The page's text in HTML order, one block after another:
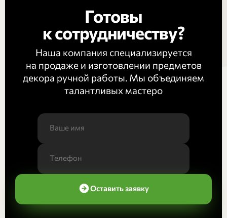
Готовы
к сотрудничеству?
Наша компания специализируется
на продаже и изготовлении предметов
декора ручной работы. Мы объединяем
талантливых мастеро
Оставить заявку